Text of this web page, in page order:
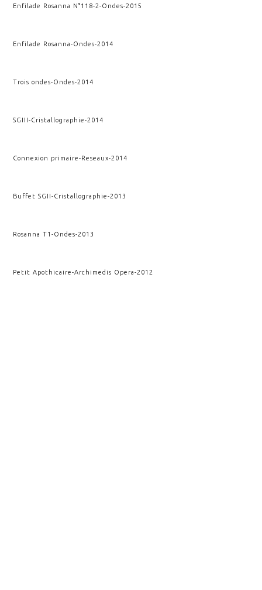
Enfilade Rosanna N°118-2-Ondes-2015
Enfilade Rosanna-Ondes-2014
Trois ondes-Ondes-2014
SGIII-Cristallographie-2014
Connexion primaire-Reseaux-2014
Buffet SGII-Cristallographie-2013
Rosanna T1-Ondes-2013
Petit Apothicaire-Archimedis Opera-2012